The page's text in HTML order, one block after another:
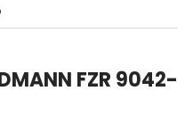
FZR 9042-